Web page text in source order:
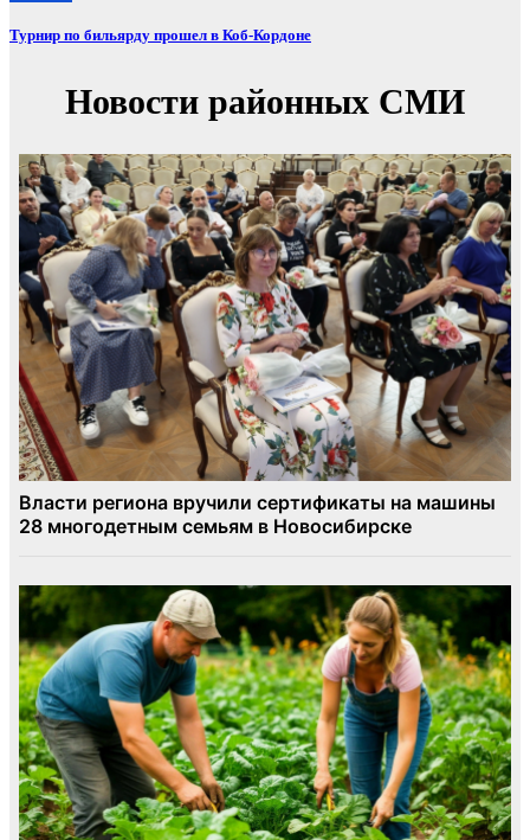
Турнир по бильярду прошел в Коб-Кордоне